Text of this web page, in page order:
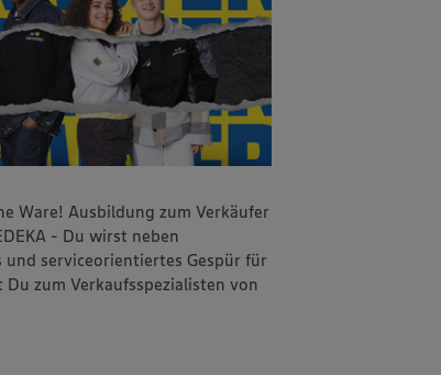
Ware! Ausbildung zum Verkäufer
- Du wirst neben
serviceorientiertes Gespür für
zum Verkaufsspezialisten von